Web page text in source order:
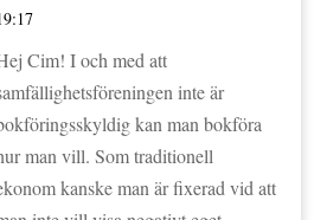
Cim! I och med att
inte är
kan man bokföra
man vill. Som traditionell
kanske man är fixerad vid att